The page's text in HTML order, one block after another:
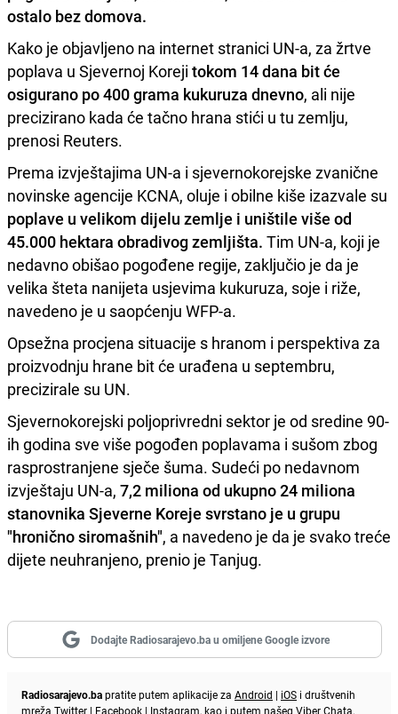
ostalo bez domova.
Kako je objavljeno na internet stranici UN-a, za žrtve
poplava u Sjevernoj Koreji tokom 14 dana bit će
osigurano po 400 grama kukuruza dnevno, ali nije
precizirano kada će tačno hrana stići u tu zemlju,
prenosi Reuters.
Prema izvještajima UN-a i sjevernokorejske zvanične
novinske agencije KCNA, oluje i obilne kiše izazvale su
poplave u velikom dijelu zemlje i uništile više od
45.000 hektara obradivog zemljišta. Tim UN-a, koji je
nedavno obišao pogođene regije, zaključio je da je
velika šteta nanijeta usjevima kukuruza, soje i riže,
navedeno je u saopćenju WFP-a.
Opsežna procjena situacije s hranom i perspektiva za
proizvodnju hrane bit će urađena u septembru,
precizirale su UN.
Sjevernokorejski poljoprivredni sektor je od sredine 90-
ih godina sve više pogođen poplavama i sušom zbog
rasprostranjene sječe šuma. Sudeći po nedavnom
izvještaju UN-a, 7,2 miliona od ukupno 24 miliona
stanovnika Sjeverne Koreje svrstano je u grupu
"hronično siromašnih", a navedeno je da je svako treće
dijete neuhranjeno, prenio je Tanjug.
Dodajte Radiosarajevo.ba u omiljene Google izvore
Radiosarajevo.bapratite putem aplikacije za Android | iOS i društvenih
mreža Twitter | Facebook | Instagram, kao i putem našeg ViberChata.